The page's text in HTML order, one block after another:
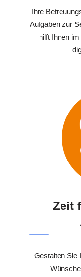
Ihre
Aufgaben zur
hilft Ihnen
Zeit
Gestalten Sie